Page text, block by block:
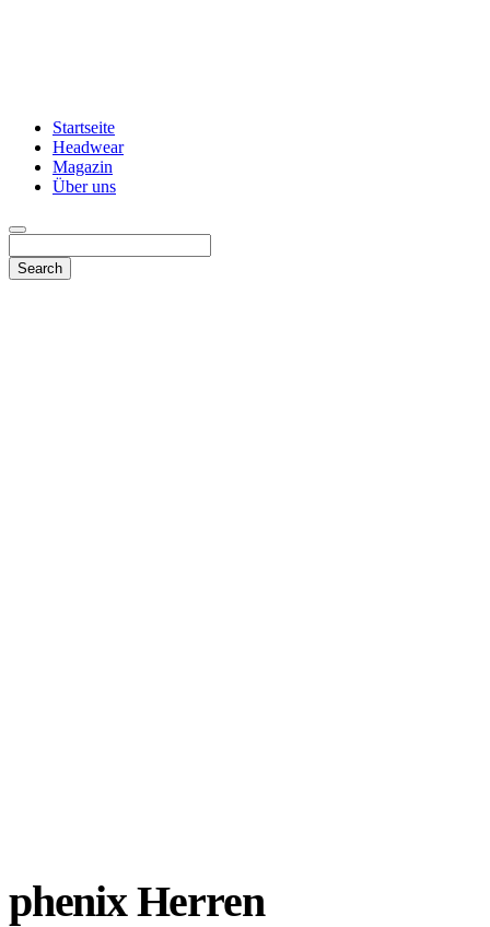
Startseite
Headwear
Magazin
Über uns
phenix Herren